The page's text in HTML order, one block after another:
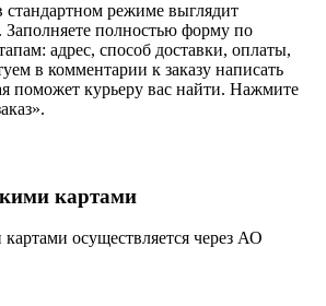
стандартном режиме выглядит
полностью форму по
адрес, способ доставки, оплаты,
в комментарии к заказу написать
поможет курьеру вас найти. Нажмите
картами
осуществляется через АО